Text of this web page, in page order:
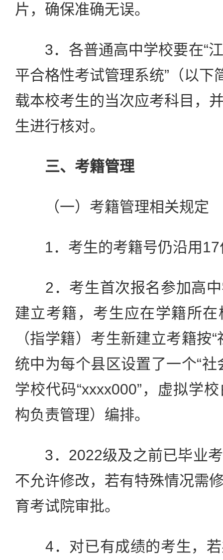
片，确保准确无误。
3．各普通高中学校要在“江
平合格性考试管理系统”（以下
载本校考生的当次应考科目，
生进行核对。
三、考籍管理
（一）考籍管理相关规定
1．考生的考籍号仍沿用17
2．考生首次报名参加高中
建立考籍，考生应在学籍所
（指学籍）考生新建立考籍按
统中为每个县区设置了一个“社
学校代码“xxxx000”，虚拟学
构负责管理）编排。
3．2022级及之前已毕业考
不允许修改，若有特殊情况需
育考试院审批。
4．对已有成绩的考生，若